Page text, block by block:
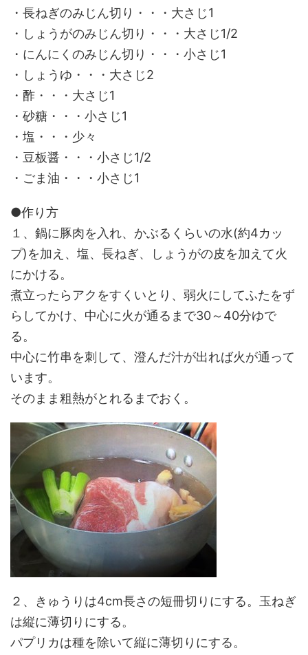
・長ねぎのみじん切り・・・大さじ1
・しょうがのみじん切り・・・大さじ1/2
・にんにくのみじん切り・・・小さじ1
・しょうゆ・・・大さじ2
・酢・・・大さじ1
・砂糖・・・小さじ1
・塩・・・少々
・豆板醤・・・小さじ1/2
・ごま油・・・小さじ1
●作り方
１、鍋に豚肉を入れ、かぶるくらいの水(約4カッ
プ)を加え、塩、長ねぎ、しょうがの皮を加えて火
にかける。
煮立ったらアクをすくいとり、弱火にしてふたをず
らしてかけ、中心に火が通るまで30～40分ゆで
る。
中心に竹串を刺して、澄んだ汁が出れば火が通って
います。
そのまま粗熱がとれるまでおく。
２、きゅうりは4cm長さの短冊切りにする。玉ねぎ
は縦に薄切りにする。
パプリカは種を除いて縦に薄切りにする。